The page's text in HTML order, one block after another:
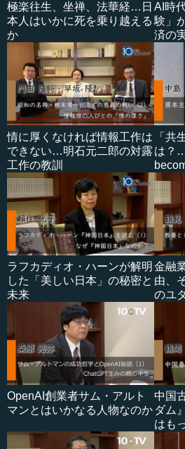
極楽往生、坐禅、法華経…日
本人はいかに死を乗り越える
か
AI時
験」
済の
情に厚くなければ情報工作は
できない…明石元二郎の対露
工作の教訓
「共
は？
ラフカディオ・ハーンが解明
した「美しい日本」の秘密と
未来
金融
由、
のユ
OpenAI創業者サム・アルト
マンとはいかなる人物なのか
中国
ダム
はも